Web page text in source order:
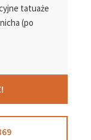
tatuaże
(po